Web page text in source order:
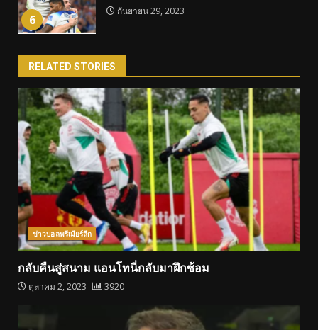
6
กันยายน 29, 2023
RELATED STORIES
ข่าวบอลพรีเมียร์ลีก
กลับคืนสู่สนาม แอนโทนี่กลับมาฝึกซ้อม
ตุลาคม 2, 2023 3920